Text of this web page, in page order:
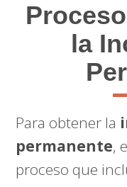
la
Para obtener la
permanente,
proceso que